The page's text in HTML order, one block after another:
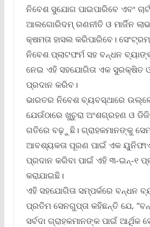
ନିବେଶ ସୁଯୋଗ ପାଇପାରିବେ ଏବଂ
ଆଲଗୋରିଦମ୍ ରଣନୀତି ଓ ମାର୍ଜିନ
କ୍ଷମତା ହାସଲ କରିପାରିବେ।
ନିବେଶ ପ୍ଲାଟଫର୍ମ ସହ ବନ୍ଧନ
ନେଇ ଏହି ସହଯୋଗିତା ଏକ ସୁରକ୍ଷିତ
ପ୍ରଦାନ କରିବ।
ଭାରତର ନିବେଶ ବ୍ୟବସ୍ଥାରେ
ଯେଉଁଠାରେ ଖୁଚୁରା ଅଂଶଗ୍ରହଣ ଓ
ଗତିରେ ବଢ଼ୁଛି। ଗ୍ରାହକମାନଙ୍କୁ
ଆବଶ୍ୟକତା ପୂରଣ ପାଇଁ ଏକ
ପ୍ରଦାନ କରିବା ପାଇଁ ଏହି ୩-ଇନ୍‌-୧
କରାଯାଇଛି।
ଏହି ସହଯୋଗିତା ସମ୍ପର୍କରେ ବନ୍ଧନ
ପ୍ରତିମ ସେନଗୁପ୍ତା କହିଛନ୍ତି ଯେ,
ସର୍ବଦା ଗ୍ରାହକମାନଙ୍କ ପାଇଁ ଆର୍ଥିକ